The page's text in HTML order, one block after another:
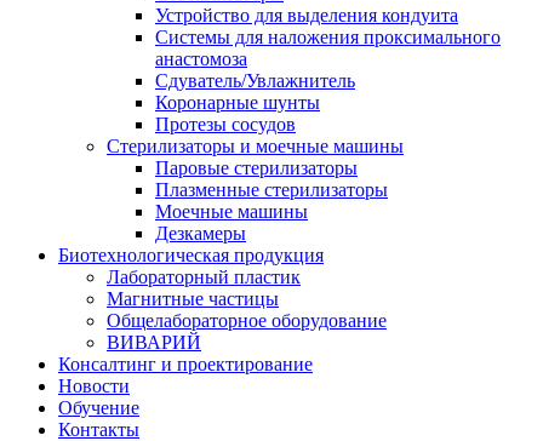
Устройство для выделения кондуита
Системы для наложения проксимального
анастомоза
Сдуватель/Увлажнитель
Коронарные шунты
Протезы сосудов
Стерилизаторы и моечные машины
Паровые стерилизаторы
Плазменные стерилизаторы
Моечные машины
Дезкамеры
Биотехнологическая продукция
Лабораторный пластик
Магнитные частицы
Общелабораторное оборудование
ВИВАРИЙ
Консалтинг и проектирование
Новости
Обучение
Контакты